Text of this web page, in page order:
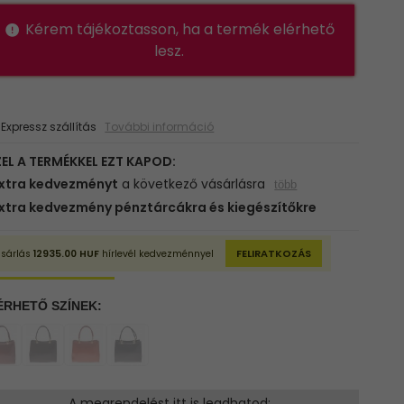
Kérem tájékoztasson, ha a termék elérhető
lesz.
szállítás További információ